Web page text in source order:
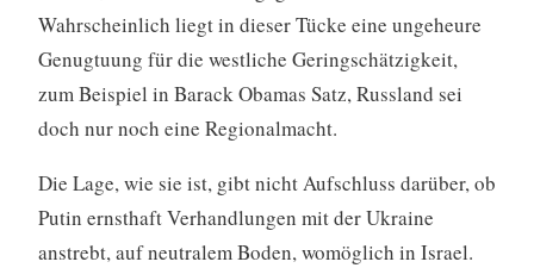
Wahrscheinlich liegt in dieser Tücke eine ungeheure
Genugtuung für die westliche Geringschätzigkeit,
zum Beispiel in Barack Obamas Satz, Russland sei
doch nur noch eine Regionalmacht.
Die Lage, wie sie ist, gibt nicht Aufschluss darüber, ob
Putin ernsthaft Verhandlungen mit der Ukraine
anstrebt, auf neutralem Boden, womöglich in Israel.